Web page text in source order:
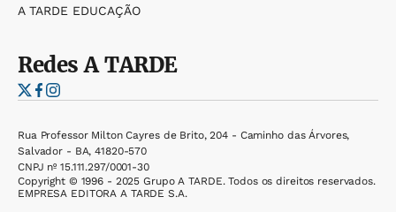
A TARDE EDUCAÇÃO
RedesA TARDE
Rua Professor Milton Cayres de Brito, 204 - Caminho das Árvores,
Salvador - BA, 41820-570
CNPJ nº 15.111.297/0001-30
Copyright © 1996 - 2025 Grupo A TARDE. Todos os direitos reservados.
EMPRESA EDITORA A TARDE S.A.